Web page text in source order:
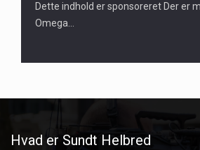
Dette indhold er sponsoreret Der er
Omega…
Hvad er Sundt Helbred